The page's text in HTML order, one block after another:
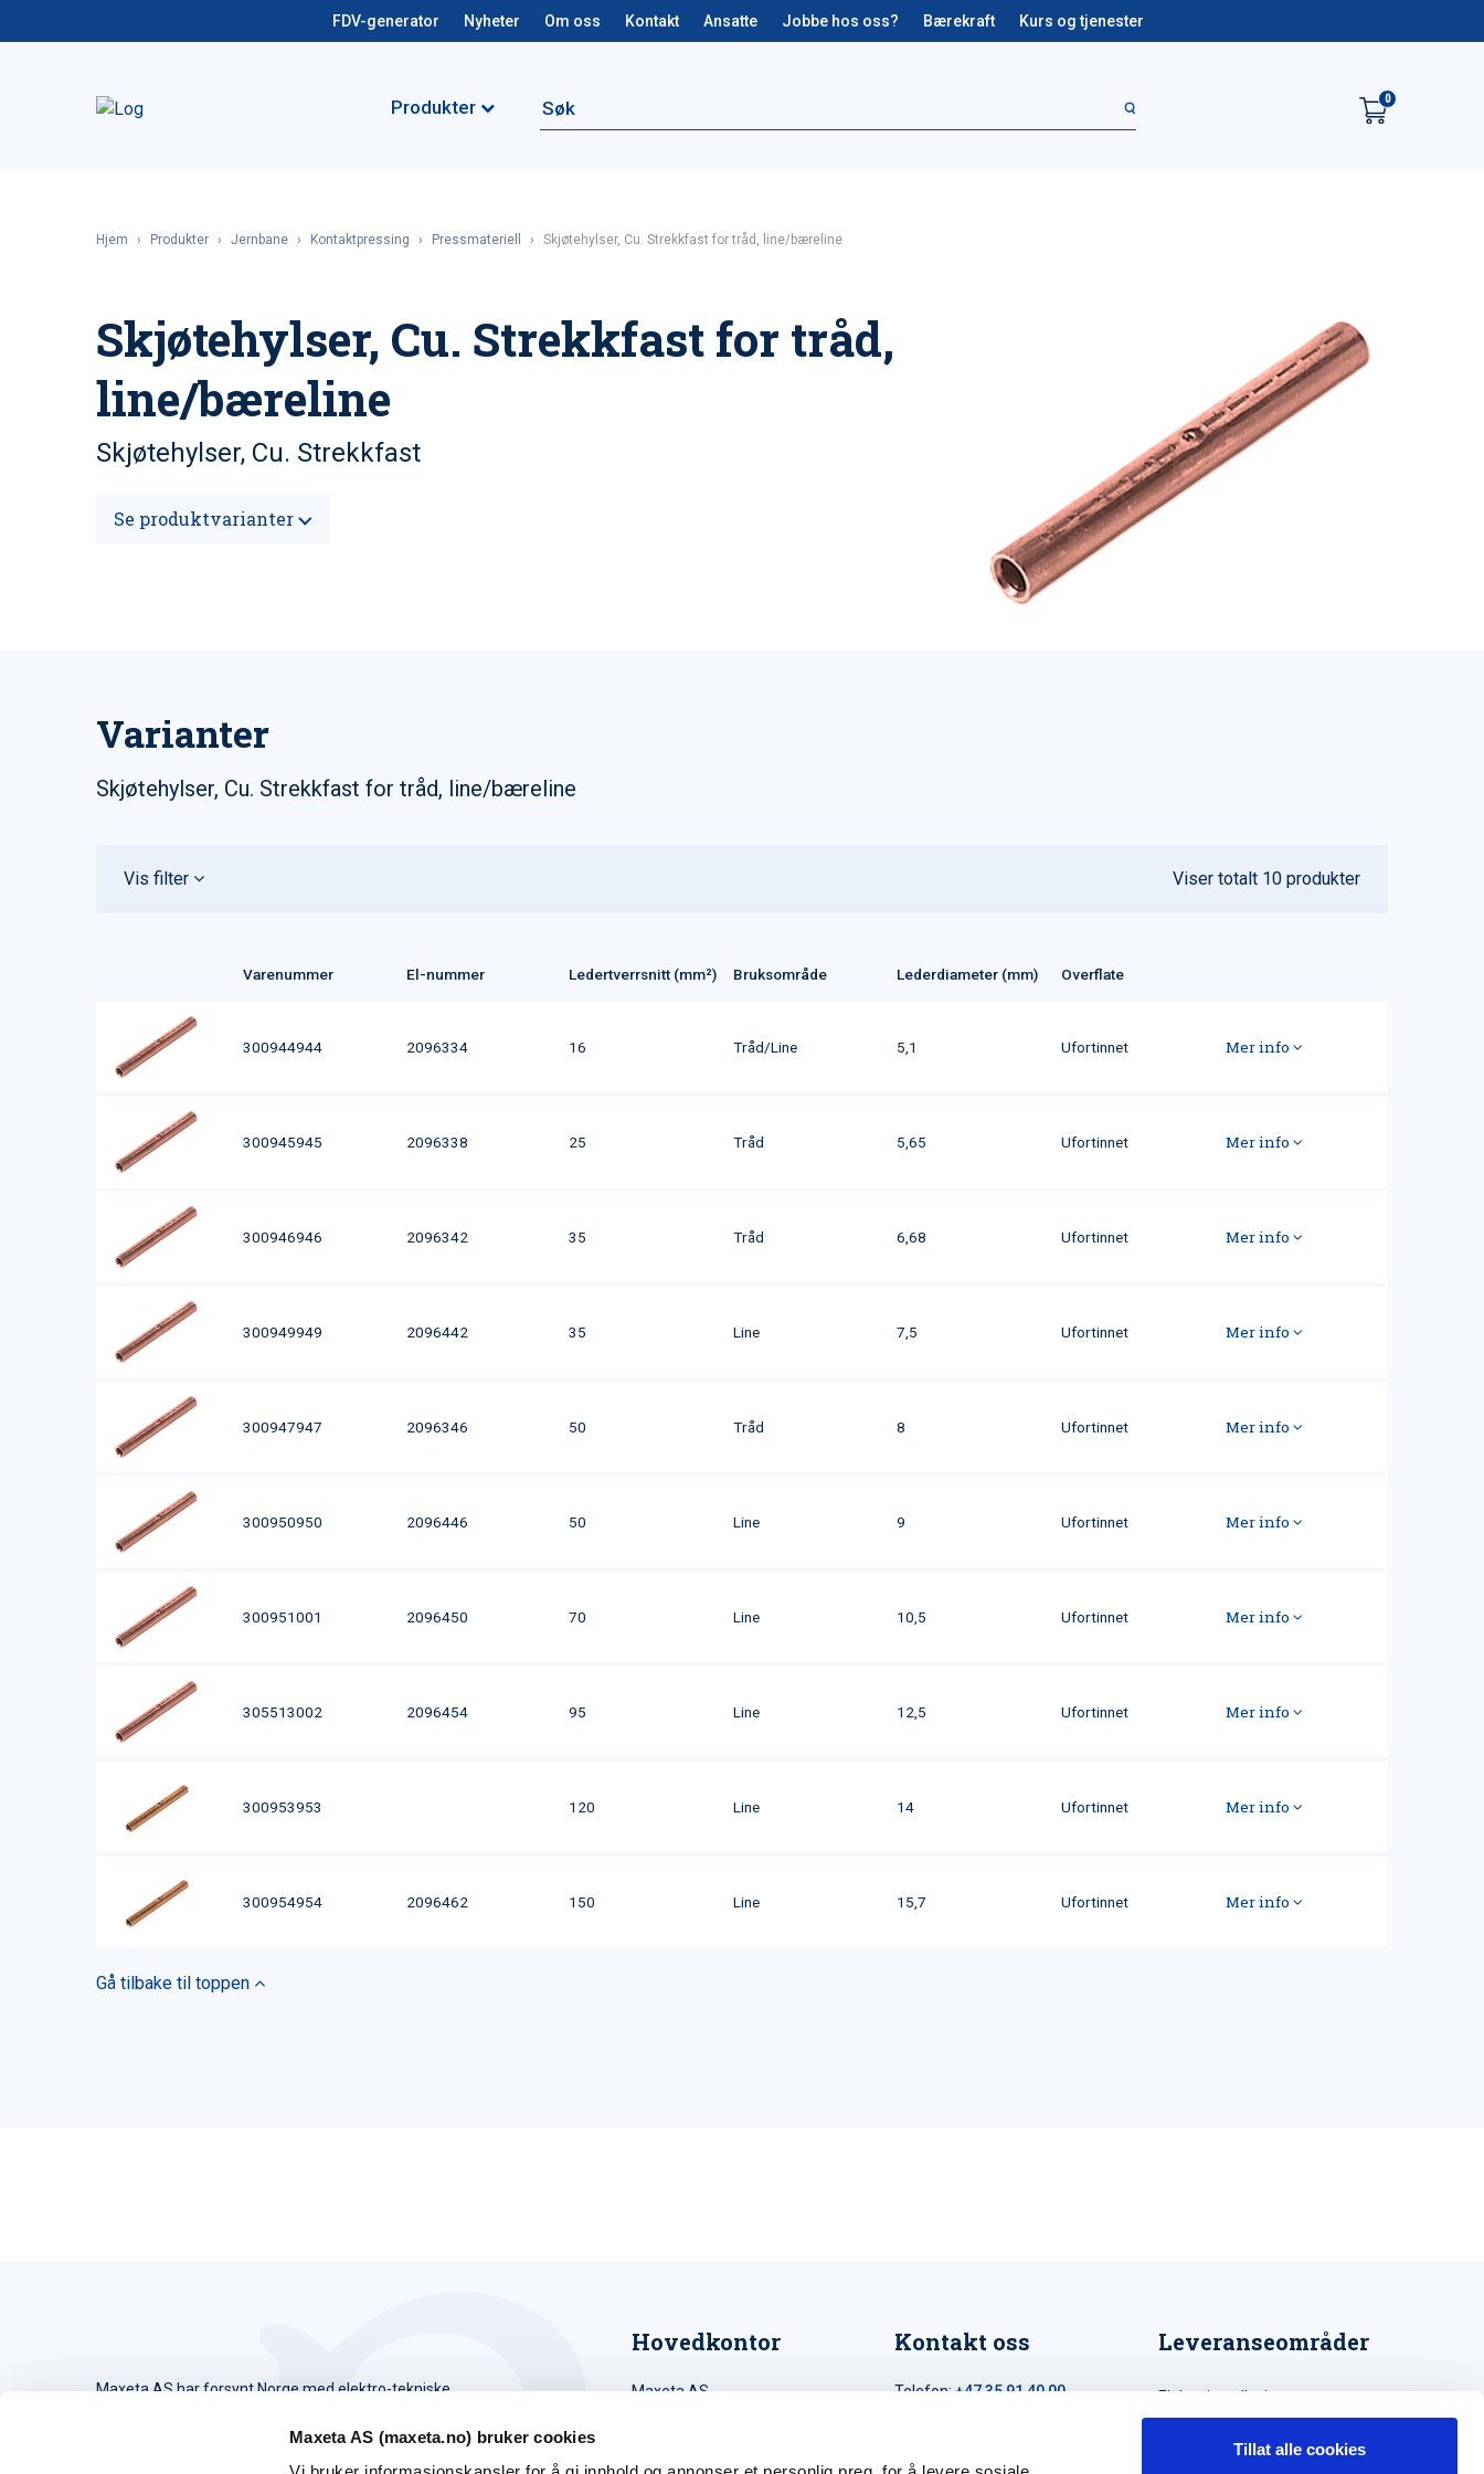
Maxeta AS (maxeta.no) bruker cookies
Tillat alle cookies
FDV-generator Nyheter Om oss Kontakt Ansatte Jobbe hos oss? Bærekraft Kurs og tjenester
Produkter 0
Hjem › Produkter › Jernbane › Kontaktpressing › Pressmateriell › Skjøtehylser, Cu. Strekkfast for tråd, line/bæreline
Skjøtehylser, Cu. Strekkfast for tråd,
line/bæreline
Skjøtehylser, Cu. Strekkfast
Se produktvarianter
Varianter
Skjøtehylser, Cu. Strekkfast for tråd, line/bæreline
Vis filter Viser totalt 10 produkter
Varenummer El-nummer Ledertverrsnitt (mm²) Bruksområde Lederdiameter (mm) Overflate
300944944 2096334 16 Tråd/Line 5,1 Ufortinnet Mer info
300945945 2096338 25 Tråd 5,65 Ufortinnet Mer info
300946946 2096342 35 Tråd 6,68 Ufortinnet Mer info
300949949 2096442 35 Line 7,5 Ufortinnet Mer info
300947947 2096346 50 Tråd 8 Ufortinnet Mer info
300950950 2096446 50 Line 9 Ufortinnet Mer info
300951001 2096450 70 Line 10,5 Ufortinnet Mer info
305513002 2096454 95 Line 12,5 Ufortinnet Mer info
300953953 120 Line 14 Ufortinnet Mer info
300954954 2096462 150 Line 15,7 Ufortinnet Mer info
Gå tilbake til toppen
Maxeta AS har forsynt Norge med elektro-tekniske
Hovedkontor
Maxeta AS
Kontakt oss
Telefon:+47 35 91 40 00
Leveranseområder
Elektroinstallasjon